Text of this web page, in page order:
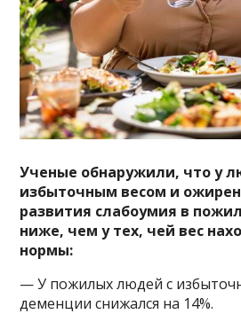
Ученые обнаружили, что у
избыточным весом и
развития слабоумия в
ниже, чем у тех, чей вес
нормы:
— У пожилых людей с
деменции снижался на 14%.